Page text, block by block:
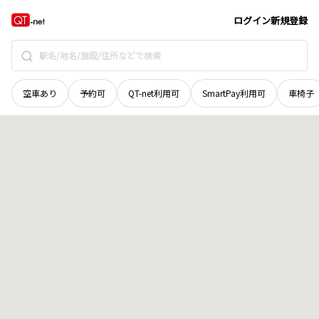
ログイン新規登録
空車あり 予約可 QT-net利用可 SmartPay利用可 車椅子
広島県